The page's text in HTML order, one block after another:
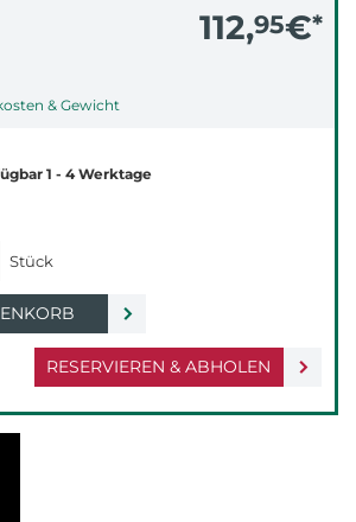
112,95€*
& Gewicht
RESERVIEREN & ABHOLEN
1 - 4 Werktage